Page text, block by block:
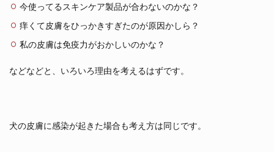
今使ってるスキンケア製品が合わないのかな？
痒くて皮膚をひっかきすぎたのが原因かしら？
私の皮膚は免疫力がおかしいのかな？
などなどと、いろいろ理由を考えるはずです。
犬の皮膚に感染が起きた場合も考え方は同じです。